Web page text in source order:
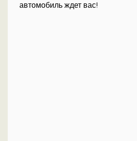
автомобиль ждет вас!